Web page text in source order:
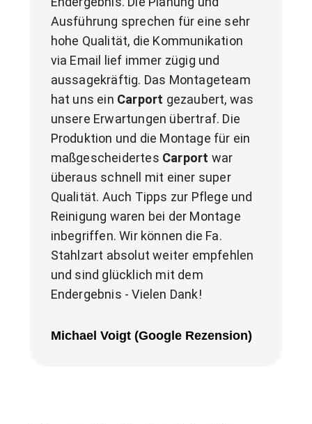
Ausführung sprechen für eine sehr
hohe Qualität, die Kommunikation
via Email lief immer zügig und
aussagekräftig. Das Montageteam
hat uns ein Carport gezaubert, was
unsere Erwartungen übertraf. Die
Produktion und die Montage für ein
maßgescheidertes Carport war
überaus schnell mit einer super
Qualität. Auch Tipps zur Pflege und
Reinigung waren bei der Montage
inbegriffen. Wir können die Fa.
Stahlzart absolut weiter empfehlen
und sind glücklich mit dem
Endergebnis - Vielen Dank!
Michael Voigt (Google Rezension)